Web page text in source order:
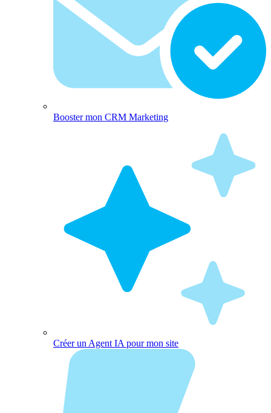
Booster mon CRM Marketing
Créer un Agent IA pour mon site